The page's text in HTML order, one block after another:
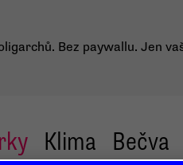
Bez paywallu. Jen
Klima Bečva